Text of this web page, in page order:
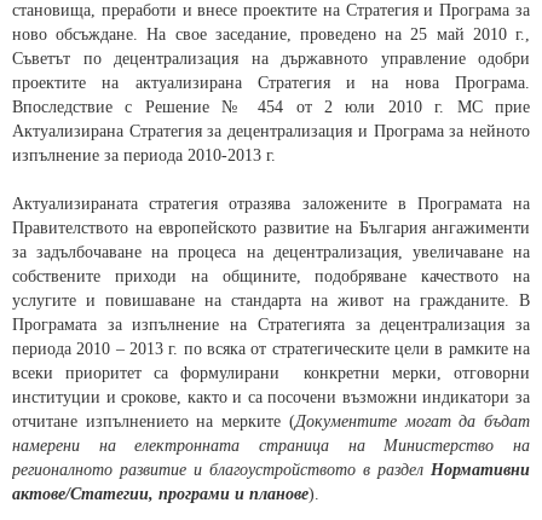
становища, преработи и внесе проектите на Стратегия и Програма за
ново обсъждане. На свое заседание, проведено на 25 май 2010 г.,
Съветът по децентрализация на държавното управление одобри
проектите на актуализирана Стратегия и на нова Програма.
Впоследствие с Решение № 454 от 2 юли 2010 г. МС прие
Актуализирана Стратегия за децентрализация и Програма за нейното
изпълнение за периода 2010-2013 г.
Актуализираната стратегия отразява заложените в Програмата на
Правителството на европейското развитие на България ангажименти
за задълбочаване на процеса на децентрализация, увеличаване на
собствените приходи на общините, подобряване качеството на
услугите и повишаване на стандарта на живот на гражданите. В
Програмата за изпълнение на Стратегията за децентрализация за
периода 2010 – 2013 г. по всяка от стратегическите цели в рамките на
всеки приоритет са формулирани конкретни мерки, отговорни
институции и срокове, както и са посочени възможни индикатори за
отчитане изпълнението на мерките (Документите могат да бъдат
намерени на електронната страница на Министерство на
регионалното развитие и благоустройството в раздел Нормативни
актове/Статегии, програми и планове).